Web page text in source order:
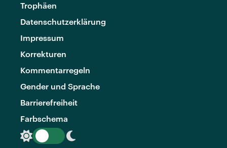
Trophäen
Datenschutzerklärung
Impressum
Korrekturen
Kommentarregeln
Gender und Sprache
Barrierefreiheit
Farbschema